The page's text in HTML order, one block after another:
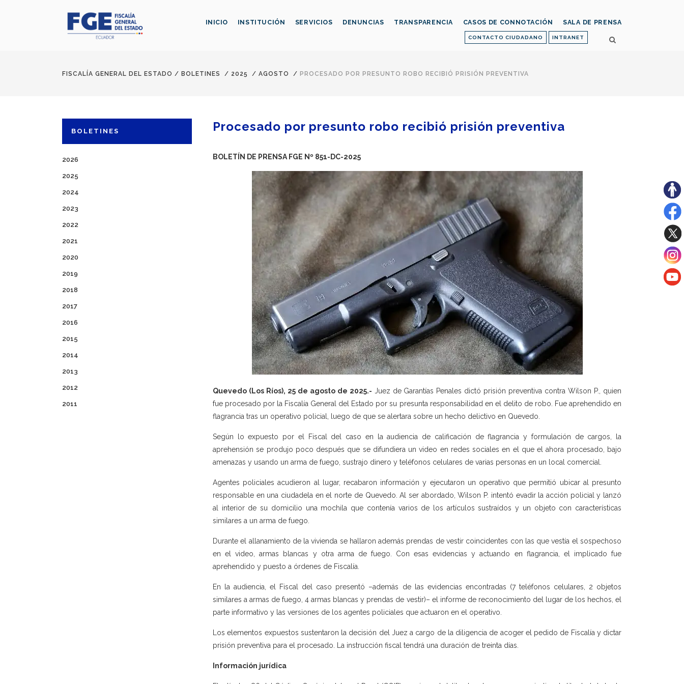
CONTACTO CIUDADANO INTRANET
INICIO INSTITUCIÓN SERVICIOS DENUNCIAS TRANSPARENCIA CASOS DE CONNOTACIÓN SALA DE PRENSA
FISCALÍA GENERAL DEL ESTADO / BOLETINES / 2025 / AGOSTO / PROCESADO POR PRESUNTO ROBO RECIBIÓ PRISIÓN PREVENTIVA
BOLETINES
2026
2025
2024
2023
2022
2021
2020
2019
2018
2017
2016
2015
2014
2013
2012
2011
Procesado por presunto robo recibió prisión preventiva
BOLETÍN DE PRENSA FGE Nº 851-DC-2025
Quevedo (Los Ríos), 25 de agosto de 2025.- Juez de Garantías Penales dictó prisión preventiva contra Wilson P., quien
fue procesado por la Fiscalía General del Estado por su presunta responsabilidad en el delito de robo. Fue aprehendido en
flagrancia tras un operativo policial, luego de que se alertara sobre un hecho delictivo en Quevedo.
Según lo expuesto por el Fiscal del caso en la audiencia de calificación de flagrancia y formulación de cargos, la
aprehensión se produjo poco después que se difundiera un video en redes sociales en el que el ahora procesado, bajo
amenazas y usando un arma de fuego, sustrajo dinero y teléfonos celulares de varias personas en un local comercial.
Agentes policiales acudieron al lugar, recabaron información y ejecutaron un operativo que permitió ubicar al presunto
responsable en una ciudadela en el norte de Quevedo. Al ser abordado, Wilson P. intentó evadir la acción policial y lanzó
al interior de su domicilio una mochila que contenía varios de los artículos sustraídos y un objeto con características
similares a un arma de fuego.
Durante el allanamiento de la vivienda se hallaron además prendas de vestir coincidentes con las que vestía el sospechoso
en el video, armas blancas y otra arma de fuego. Con esas evidencias y actuando en flagrancia, el implicado fue
aprehendido y puesto a órdenes de Fiscalía.
En la audiencia, el Fiscal del caso presentó –además de las evidencias encontradas (7 teléfonos celulares, 2 objetos
similares a armas de fuego, 4 armas blancas y prendas de vestir)– el informe de reconocimiento del lugar de los hechos, el
parte informativo y las versiones de los agentes policiales que actuaron en el operativo.
Los elementos expuestos sustentaron la decisión del Juez a cargo de la diligencia de acoger el pedido de Fiscalía y dictar
prisión preventiva para el procesado. La instrucción fiscal tendrá una duración de treinta días.
Información jurídica